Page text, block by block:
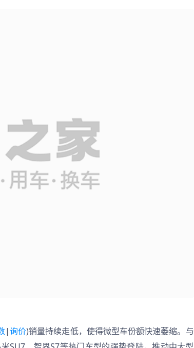
|询价)销量持续走低，使得微型车份额快速萎缩。与